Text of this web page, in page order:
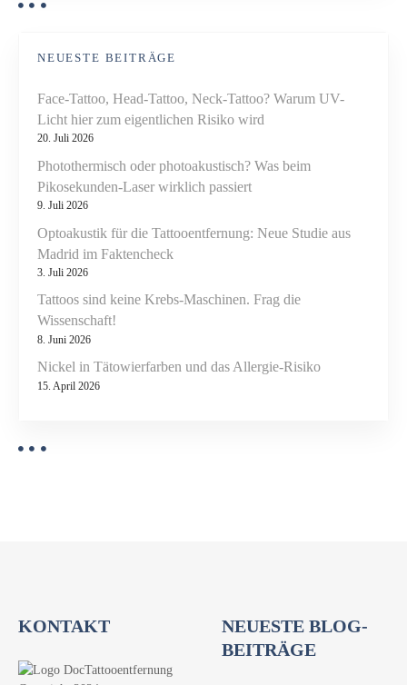
NEUESTE BEITRÄGE
Face-Tattoo, Head-Tattoo, Neck-Tattoo? Warum UV-
Licht hier zum eigentlichen Risiko wird
20. Juli 2026
Photothermisch oder photoakustisch? Was beim
Pikosekunden-Laser wirklich passiert
9. Juli 2026
Optoakustik für die Tattooentfernung: Neue Studie aus
Madrid im Faktencheck
3. Juli 2026
Tattoos sind keine Krebs-Maschinen. Frag die
Wissenschaft!
8. Juni 2026
Nickel in Tätowierfarben und das Allergie-Risiko
15. April 2026
KONTAKT
NEUESTE BLOG-
BEITRÄGE